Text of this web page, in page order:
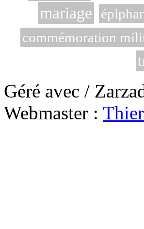
mariage
commémoration
Géré avec /
Webmaster :